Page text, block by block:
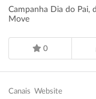
Campanha Dia do Pai,
Move
0
Canais Website